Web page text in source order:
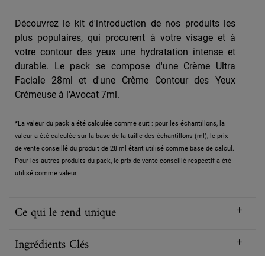
Découvrez le kit d'introduction de nos produits les
plus populaires, qui procurent à votre visage et à
votre contour des yeux une hydratation intense et
durable. Le pack se compose d'une Crème Ultra
Faciale 28ml et d'une Crème Contour des Yeux
Crémeuse à l'Avocat 7ml.
*La valeur du pack a été calculée comme suit : pour les échantillons, la
valeur a été calculée sur la base de la taille des échantillons (ml), le prix
de vente conseillé du produit de 28 ml étant utilisé comme base de calcul.
Pour les autres produits du pack, le prix de vente conseillé respectif a été
utilisé comme valeur.
Ce qui le rend unique
Ingrédients Clés